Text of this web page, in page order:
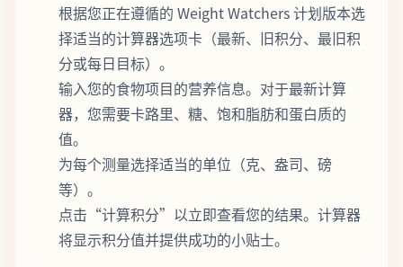
根据您正在遵循的 Weight Watchers 计划版本选
择适当的计算器选项卡（最新、旧积分、最旧积
分或每日目标）。
输入您的食物项目的营养信息。对于最新计算
器，您需要卡路里、糖、饱和脂肪和蛋白质的
值。
为每个测量选择适当的单位（克、盎司、磅
等）。
点击“计算积分”以立即查看您的结果。计算器
将显示积分值并提供成功的小贴士。